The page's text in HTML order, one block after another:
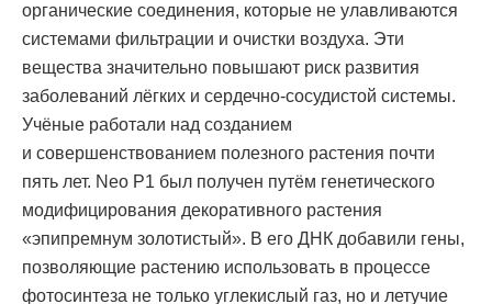
органические соединения, которые не улавливаются
системами фильтрации и очистки воздуха. Эти
вещества значительно повышают риск развития
заболеваний лёгких и сердечно-сосудистой системы.
Учёные работали над созданием
и совершенствованием полезного растения почти
пять лет. Neo P1 был получен путём генетического
модифицирования декоративного растения
«эпипремнум золотистый». В его ДНК добавили гены,
позволяющие растению использовать в процессе
фотосинтеза не только углекислый газ, но и летучие